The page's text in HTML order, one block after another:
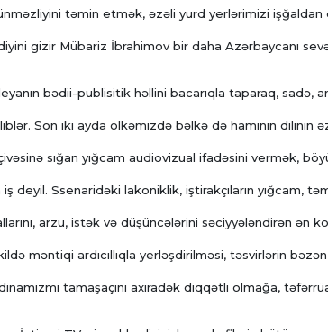
təmin etmək, əzəli yurd yerlərimizi
gizir Mübariz İbrahimov bir daha Azərbaycanı
bədii-publisitik həllini bacarıqla taparaq,
Son iki ayda ölkəmizdə bəlkə də hamının
sığan yığcam audiovizual ifadəsini vermək,
deyil. Ssenaridəki lakoniklik, iştirakçıların yığcam,
arzu, istək və düşüncələrini səciyyələndirən ən
məntiqi ardıcıllıqla yerləşdirilməsi, təsvirlərin
tamaşaçını axıradək diqqətli olmağa,